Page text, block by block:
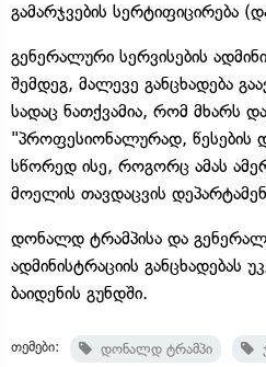
გამარჯვების სერტიფიცირება
გენერალური სერვისების
შემდეგ, მალევე განცხადება
სადაც ნათქვამია, რომ მხარს
"პროფესიონალურად, წესების
სწორედ ისე, როგორც ამას
მოელის თავდაცვის
დონალდ ტრამპისა და
ადმინისტრაციის განცხადებას
ბაიდენის გუნდში.
თემები: დონალდ ტრამპი